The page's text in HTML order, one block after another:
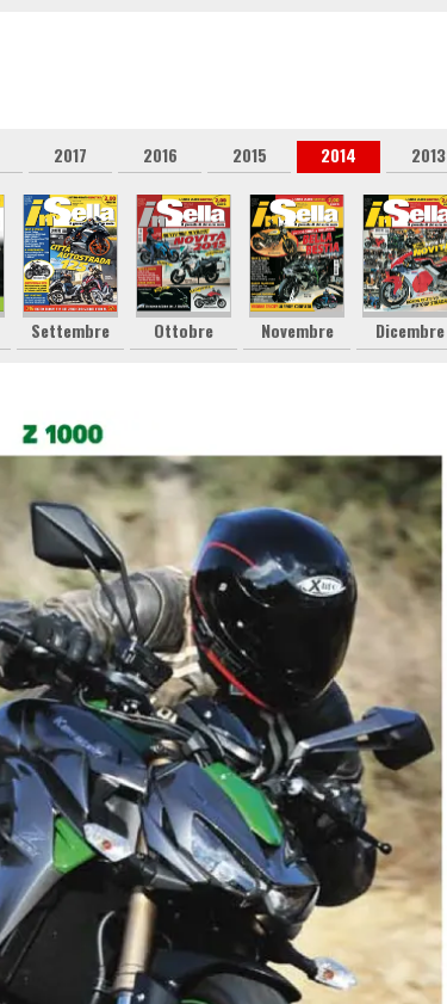
2017 2016 2015 2014 2013
Settembre Ottobre Novembre Dicembre